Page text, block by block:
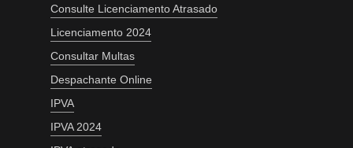
Consulte Licenciamento Atrasado
Licenciamento 2024
Consultar Multas
Despachante Online
IPVA
IPVA 2024